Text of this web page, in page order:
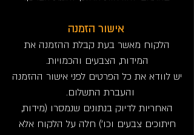
אישור הזמנה
הלקוח מאשר בעת קבלת ההזמנה את
המידות, הצבעים והכמויות.
יש לוודא את כל הפרטים לפני אישור ההזמנה
והעברת התשלום.
האחריות לדיוק בנתונים שנמסרו (מידות,
חיתוכים צבעים וכו') חלה על הלקוח אלא